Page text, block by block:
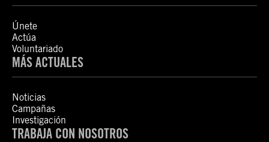
Únete
Actúa
Voluntariado
MÁS ACTUALES
Noticias
Campañas
Investigación
TRABAJA CON NOSOTROS